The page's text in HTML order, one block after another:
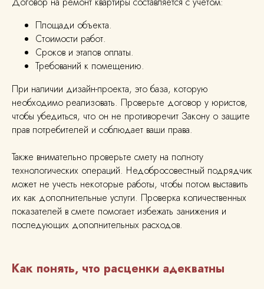
Площади объекта.
Стоимости работ.
Сроков и этапов оплаты.
Требований к помещению.
При наличии дизайн-проекта, это база, которую
необходимо реализовать. Проверьте договор у юристов,
чтобы убедиться, что он не противоречит Закону о защите
прав потребителей и соблюдает ваши права.
Также внимательно проверьте смету на полноту
технологических операций. Недобросовестный подрядчик
может не учесть некоторые работы, чтобы потом выставить
их как дополнительные услуги. Проверка количественных
показателей в смете помогает избежать занижения и
последующих дополнительных расходов.
Как понять, что расценки адекватны